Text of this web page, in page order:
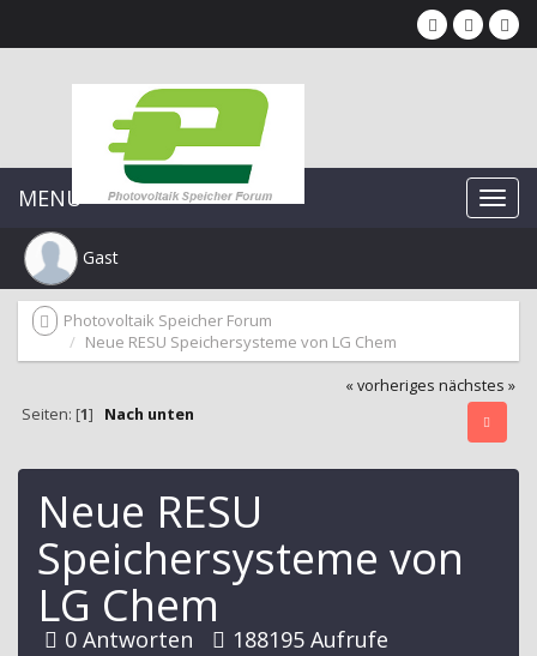
MENU
Gast
Photovoltaik Speicher Forum
Neue RESU Speichersysteme von LG Chem
« vorheriges nächstes »
Seiten: [1] Nach unten
Neue RESU
Speichersysteme von
LG Chem
0 Antworten 188195 Aufrufe